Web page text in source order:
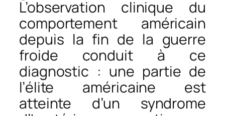
L’observation clinique du
comportement américain
depuis la fin de la guerre
froide conduit à ce
diagnostic : une partie de
l’élite américaine est
atteinte d’un syndrome